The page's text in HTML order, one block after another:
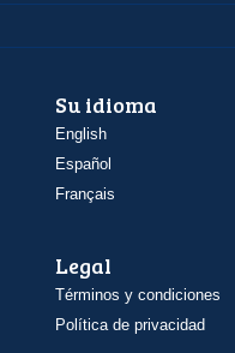
Su idioma
English
Español
Français
Legal
Términos y condiciones
Política de privacidad